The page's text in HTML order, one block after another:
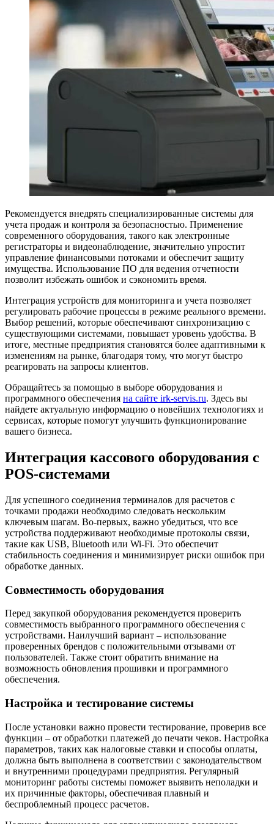
Рекомендуется внедрять специализированные системы для
учета продаж и контроля за безопасностью. Применение
современного оборудования, такого как электронные
регистраторы и видеонаблюдение, значительно упростит
управление финансовыми потоками и обеспечит защиту
имущества. Использование ПО для ведения отчетности
позволит избежать ошибок и сэкономить время.
Интеграция устройств для мониторинга и учета позволяет
регулировать рабочие процессы в режиме реального времени.
Выбор решений, которые обеспечивают синхронизацию с
существующими системами, повышает уровень удобства. В
итоге, местные предприятия становятся более адаптивными к
изменениям на рынке, благодаря тому, что могут быстро
реагировать на запросы клиентов.
Обращайтесь за помощью в выборе оборудования и
программного обеспечения на сайте irk-servis.ru. Здесь вы
найдете актуальную информацию о новейших технологиях и
сервисах, которые помогут улучшить функционирование
вашего бизнеса.
Интеграция кассового оборудования с
POS-системами
Для успешного соединения терминалов для расчетов с
точками продажи необходимо следовать нескольким
ключевым шагам. Во-первых, важно убедиться, что все
устройства поддерживают необходимые протоколы связи,
такие как USB, Bluetooth или Wi-Fi. Это обеспечит
стабильность соединения и минимизирует риски ошибок при
обработке данных.
Совместимость оборудования
Перед закупкой оборудования рекомендуется проверить
совместимость выбранного программного обеспечения с
устройствами. Наилучший вариант – использование
проверенных брендов с положительными отзывами от
пользователей. Также стоит обратить внимание на
возможность обновления прошивки и программного
обеспечения.
Настройка и тестирование системы
После установки важно провести тестирование, проверив все
функции – от обработки платежей до печати чеков. Настройка
параметров, таких как налоговые ставки и способы оплаты,
должна быть выполнена в соответствии с законодательством
и внутренними процедурами предприятия. Регулярный
мониторинг работы системы поможет выявить неполадки и
их причинные факторы, обеспечивая плавный и
беспроблемный процесс расчетов.